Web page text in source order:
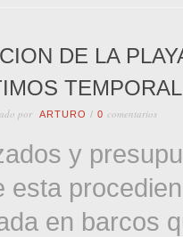
DE LA
por ARTURO / 0 comentarios
y
esta
en barcos